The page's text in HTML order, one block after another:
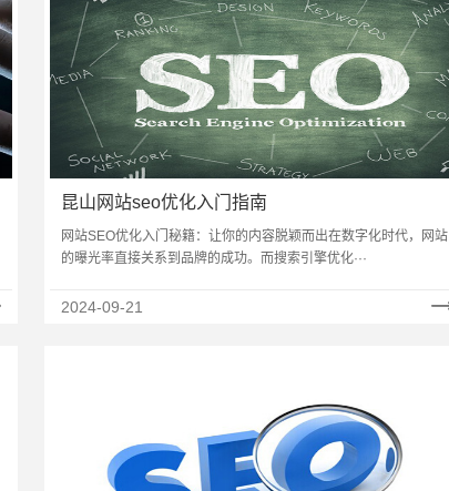
昆山网站seo优化入门指南
网站SEO优化入门秘籍：让你的内容脱颖而出在数字化时代，网站
的曝光率直接关系到品牌的成功。而搜索引擎优化···
2024-09-21